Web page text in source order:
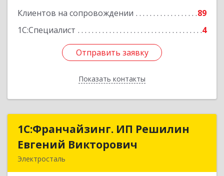
Клиентов на сопровождении
89
1С:Специалист
4
Отправить заявку
Показать контакты
Отправить заявку
Назад
1С:Франчайзинг. ИП Решилин
Евгений Викторович
Электросталь
1С:Франчайзинг. ИП Решилин
Евгений Викторович